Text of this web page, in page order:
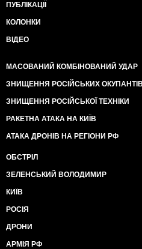
ПУБЛІКАЦІЇ
КОЛОНКИ
ВІДЕО
МАСОВАНИЙ КОМБІНОВАНИЙ УДАР
ЗНИЩЕННЯ РОСІЙСЬКИХ ОКУПАНТІВ
ЗНИЩЕННЯ РОСІЙСЬКОЇ ТЕХНІКИ
РАКЕТНА АТАКА НА КИЇВ
АТАКА ДРОНІВ НА РЕГІОНИ РФ
ОБСТРІЛ
ЗЕЛЕНСЬКИЙ ВОЛОДИМИР
КИЇВ
РОСІЯ
ДРОНИ
АРМІЯ РФ